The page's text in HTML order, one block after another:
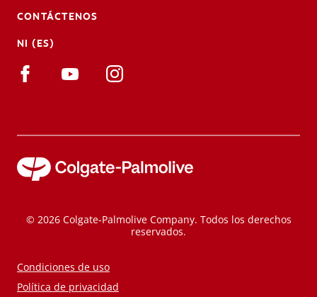
CONTÁCTENOS
NI (ES)
© 2026 Colgate-Palmolive Company. Todos los derechos
reservados.
Condiciones de uso
Política de privacidad